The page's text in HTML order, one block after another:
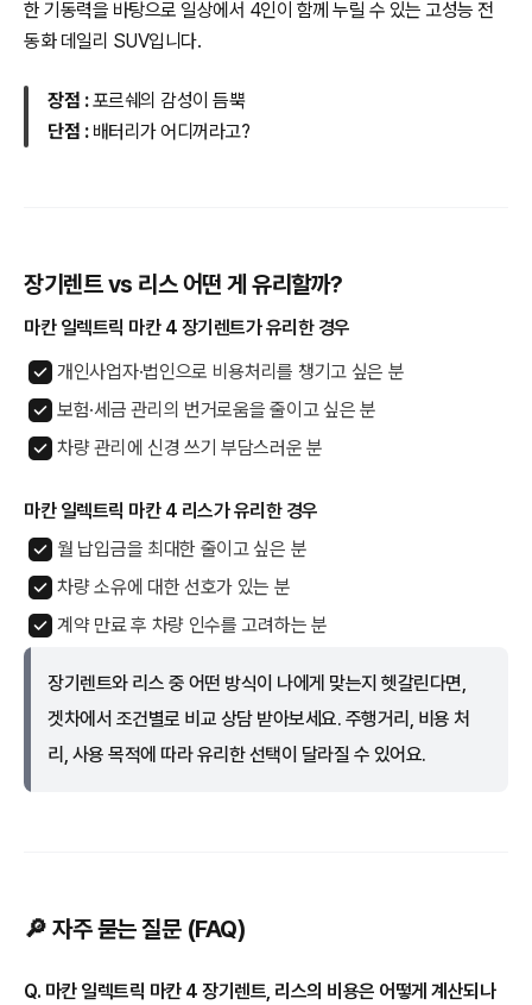
한 기동력을 바탕으로 일상에서 4인이 함께 누릴 수 있는 고성능 전
동화 데일리 SUV입니다.
장점 :포르쉐의 감성이 듬뿍
단점 : 배터리가 어디꺼라고?
장기렌트 vs 리스 어떤 게 유리할까?
마칸 일렉트릭 마칸 4 장기렌트가 유리한 경우
개인사업자·법인으로 비용처리를 챙기고 싶은 분
보험·세금 관리의 번거로움을 줄이고 싶은 분
차량 관리에 신경 쓰기 부담스러운 분
마칸 일렉트릭 마칸 4 리스가 유리한 경우
월 납입금을 최대한 줄이고 싶은 분
차량 소유에 대한 선호가 있는 분
계약 만료 후 차량 인수를 고려하는 분
장기렌트와 리스 중 어떤 방식이 나에게 맞는지 헷갈린다면,
겟차에서 조건별로 비교 상담 받아보세요. 주행거리, 비용 처
리, 사용 목적에 따라 유리한 선택이 달라질 수 있어요.
🔎 자주 묻는 질문 (FAQ)
Q. 마칸 일렉트릭 마칸 4 장기렌트, 리스의 비용은 어떻게 계산되나